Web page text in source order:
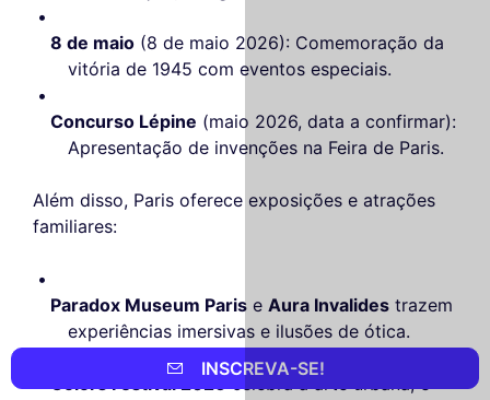
8 de maio (8 de maio 2026): Comemoração da
vitória de 1945 com eventos especiais.
Concurso Lépine (maio 2026, data a confirmar):
Apresentação de invenções na Feira de Paris.
Além disso, Paris oferece exposições e atrações
familiares:
Paradox Museum Paris e Aura Invalides trazem
experiências imersivas e ilusões de ótica.
Colors Festival 2026celebra a arte urbana, e
INSCREVA-SE!